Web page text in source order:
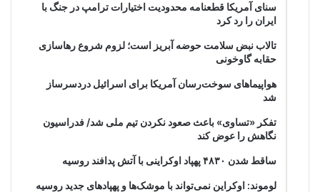
سنای آمریکا قطعنامه محدودیت اختیارات ترامپ در جنگ با
ایران را رد کرد
تالاب نبض سلامت حوضه آبریز است؛ لزوم شروع رهاسازی
حقابه گاوخونی
هواپیماهای سوخت‌رسان آمریکا برای اسرائیل دردسرساز
شد
تفکر «تساوی» باعث صعود نکردن تیم ملی شد/ فدراسیون
نگاهش را عوض کند
ساقط شدن ۴۸۳۰ پهپاد اوکراینی با آتش پدافند روسیه
لوموند: اوکراین نمی‌تواند با موشک‌ها و پهپادهای جدید روسیه